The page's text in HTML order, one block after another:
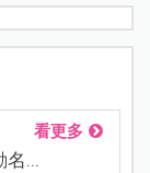
看更多
名...